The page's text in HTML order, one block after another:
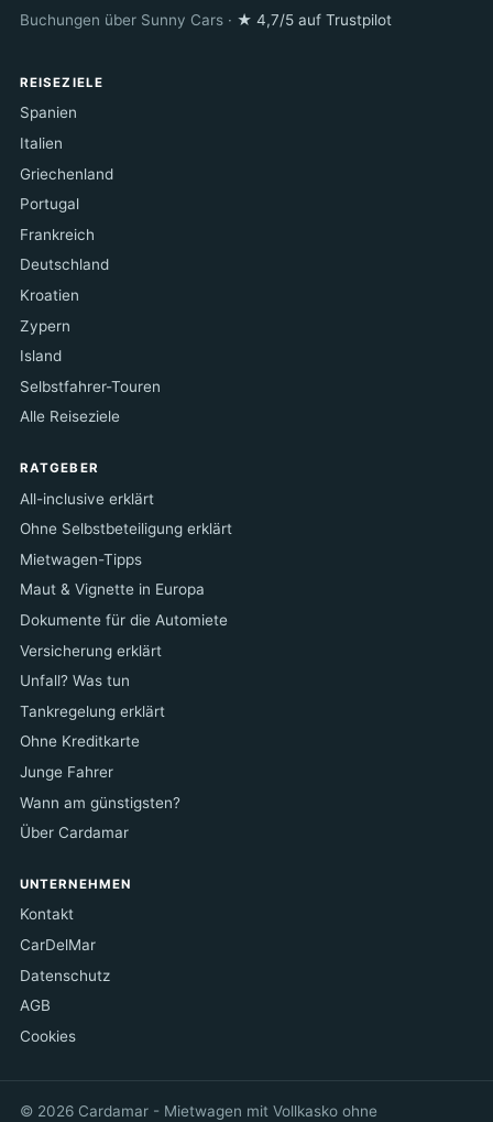
Buchungen über Sunny Cars · ★ 4,7/5 auf Trustpilot
REISEZIELE
Spanien
Italien
Griechenland
Portugal
Frankreich
Deutschland
Kroatien
Zypern
Island
Selbstfahrer-Touren
Alle Reiseziele
RATGEBER
All-inclusive erklärt
Ohne Selbstbeteiligung erklärt
Mietwagen-Tipps
Maut & Vignette in Europa
Dokumente für die Automiete
Versicherung erklärt
Unfall? Was tun
Tankregelung erklärt
Ohne Kreditkarte
Junge Fahrer
Wann am günstigsten?
Über Cardamar
UNTERNEHMEN
Kontakt
CarDelMar
Datenschutz
AGB
Cookies
© 2026 Cardamar - Mietwagen mit Vollkasko ohne